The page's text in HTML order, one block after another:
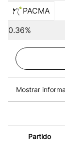
PACMA
0.36%
Mostrar
Partido